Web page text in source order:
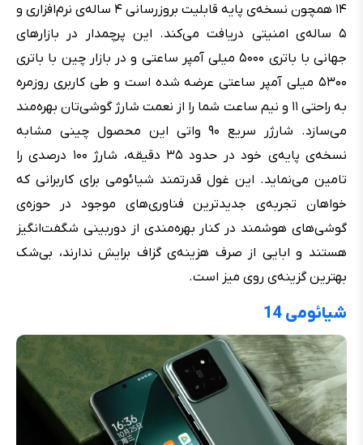
۱۴ همچون نسخه‌ی پایه قابلیت بروزرسانی ۴ ساله‌ی نرم‌افزاری و
۵ ساله‌ی امنیتی دریافت می‌کند. این پرچمدار در بازارهای
جهانی با باتری ۵۰۰۰ میلی آمپر ساعتی و در بازار چین با باتری
۵۳۰۰ میلی آمپر ساعتی عرضه شده است و طی کاربری روزمره
به راحتی ۱۱ و نیم ساعت شما را از نعمت شارژ گوشی‌تان بهره‌مند
می‌سازد. شارژر سریع ۹۰ واتی این محصول چینی مشابه
نسخه‌ی پایه‌ی خود در حدود ۳۵ دقیقه، شارژ ۱۰۰ درصدی را
تامین می‌نماید. این غول قدرتمند شیائومی برای کاربرانی که
خواهان تجربه‌‌ی جدیدترین فناوری‌های موجود در حوزه‌ی
گوشی‌های هوشمند در کنار بهره‌مندی از دوربینی شگفت‌انگیز
هستند و ابایی از صرف هزینه‌ی گزاف برایش ندارند، بی‌شک
بهترین گزینه‌ی روی میز است.
شیائومی 14